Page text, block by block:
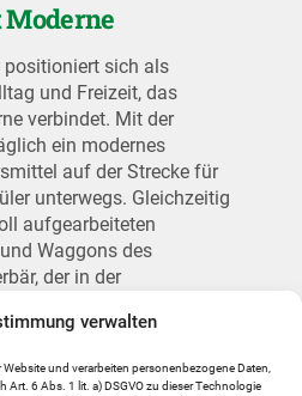
verwalten
und verarbeiten personenbezogene Daten,
Art. 6 Abs. 1 lit. a) DSGVO zu dieser Technologie
positioniert sich als
und Freizeit, das
verbindet. Mit der
ein modernes
auf der Strecke für
unterwegs. Gleichzeitig
aufgearbeiteten
Waggons des
der in der
der Mariazellerbahn und
die ebenso in der